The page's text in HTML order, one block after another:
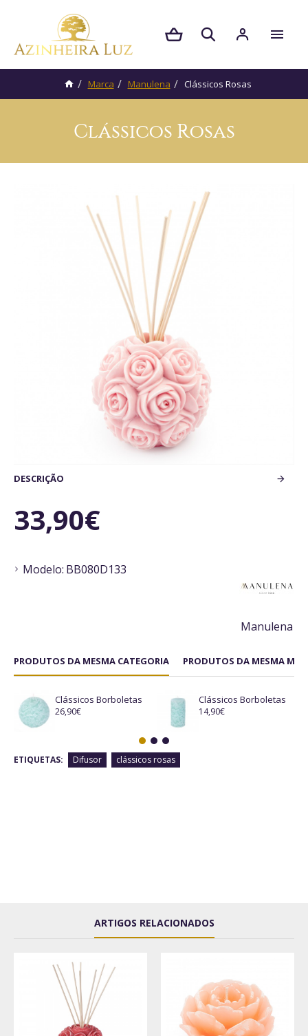
Marca Manulena Clássicos Rosas
Clássicos Rosas
DESCRIÇÃO
Modelo: BB080D133
Manulena
33,90€
PRODUTOS DA MESMA CATEGORIA PRODUTOS DA MESMA
Clássicos Borboletas
26,90€
Clássicos Borboletas
14,90€
ETIQUETAS: Difusor clássicos rosas
ARTIGOS RELACIONADOS